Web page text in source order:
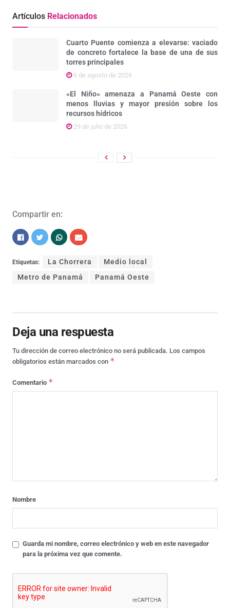
Artículos Relacionados
Cuarto Puente comienza a elevarse: vaciado
de concreto fortalece la base de una de sus
torres principales
6 de agosto de 2026
«El Niño» amenaza a Panamá Oeste con
menos lluvias y mayor presión sobre los
recursos hídricos
29 de julio de 2026
Compartir en:
Etiquetas: La Chorrera
Medio local
Metro de Panamá
Panamá Oeste
Deja una respuesta
Tu dirección de correo electrónico no será publicada. Los campos
obligatorios están marcados con *
Comentario *
Nombre
Guarda mi nombre, correo electrónico y web en este navegador
para la próxima vez que comente.